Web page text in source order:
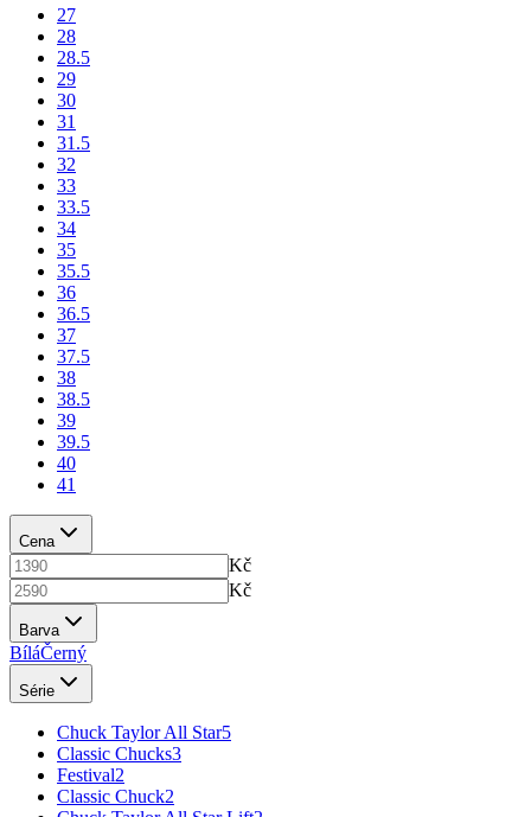
27
28
28.5
29
30
31
31.5
32
33
33.5
34
35
35.5
36
36.5
37
37.5
38
38.5
39
39.5
40
41
Cena
Kč
Kč
Barva
BíláČerný
Série
Chuck Taylor All Star5
Classic Chucks3
Festival2
Classic Chuck2